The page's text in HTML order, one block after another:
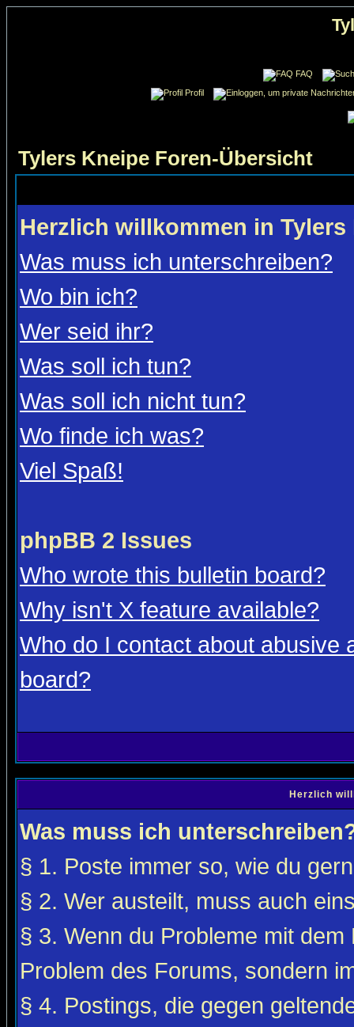
FAQ
Profil
Tylers Kneipe Foren-Übersicht
Herzlich willkommen in Tylers
Was muss ich unterschreiben?
Wo bin ich?
Wer seid ihr?
Was soll ich tun?
Was soll ich nicht tun?
Wo finde ich was?
Viel Spaß!
phpBB 2 Issues
Who wrote this bulletin board?
Why isn't X feature available?
Who do I contact about abusive
board?
Herzlich
Was muss ich
§ 1. Poste immer so, wie du
§ 2. Wer austeilt, muss auch
§ 3. Wenn du Probleme mit
Problem des Forums, sondern
§ 4. Postings, die gegen